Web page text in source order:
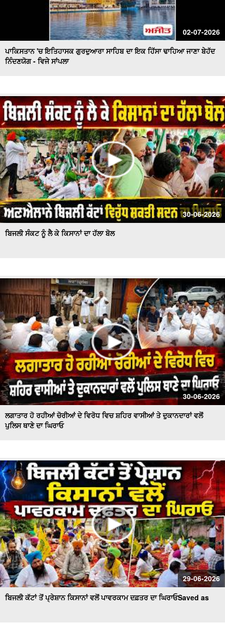
02-07-2026
ਪਾਕਿਸਤਾਨ 'ਚ ਇਤਿਹਾਸਕ ਗੁਰਦੁਆਰਾ ਸਾਹਿਬ ਦਾ ਇਕ ਹਿੱਸਾ ਢਾਹਿਆ ਜਾਣਾ ਬੇਹੱਦ
ਨਿੰਦਣਯੋਗ - ਵਿਜੇ ਸਾਂਪਲਾ
30-06-2026
ਬਿਜਲੀ ਸੰਕਟ ਨੂੰ ਲੈ ਕੇ ਕਿਸਾਨਾਂ ਦਾ ਹੱਲਾ ਬੋਲ
30-06-2026
ਲਗਾਤਾਰ ਹੋ ਰਹੀਆਂ ਚੋਰੀਆਂ ਦੇ ਵਿਰੋਧ ਵਿਚ ਸ਼ਹਿਰ ਵਾਸੀਆਂ ਤੇ ਦੁਕਾਨਦਾਰਾਂ ਵਲੋਂ
ਪੁਲਿਸ ਥਾਣੇ ਦਾ ਘਿਰਾਓ
29-06-2026
ਬਿਜਲੀ ਕੱਟਾਂ ਤੋਂ ਪ੍ਰੇਸ਼ਾਨ ਕਿਸਾਨਾਂ ਵਲੋਂ ਪਾਵਰਕਾਮ ਦਫ਼ਤਰ ਦਾ ਘਿਰਾਓSaved as